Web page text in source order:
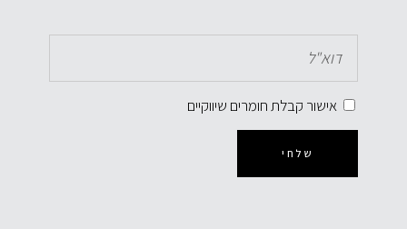
אישור קבלת חומרים שיווקיים
שלחי